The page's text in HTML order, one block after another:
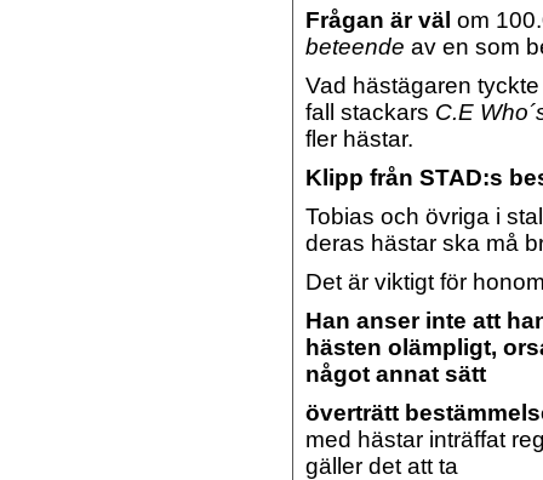
Frågan är väl om
beteende av en som
Vad hästägaren
fall stackars C.E
fler hästar.
Klipp från STAD:s
Tobias och övriga i
deras hästar ska må
Det är viktigt för
Han anser inte att
hästen olämpligt,
något annat sätt
överträtt
med hästar inträffat
gäller det att ta